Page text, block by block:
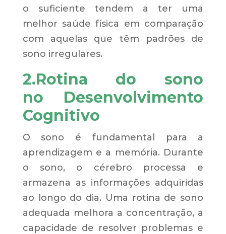
o suficiente tendem a ter uma
melhor saúde física em comparação
com aquelas que têm padrões de
sono irregulares.
2.Rotina do sono
no Desenvolvimento
Cognitivo
O sono é fundamental para a
aprendizagem e a memória. Durante
o sono, o cérebro processa e
armazena as informações adquiridas
ao longo do dia. Uma rotina de sono
adequada melhora a concentração, a
capacidade de resolver problemas e